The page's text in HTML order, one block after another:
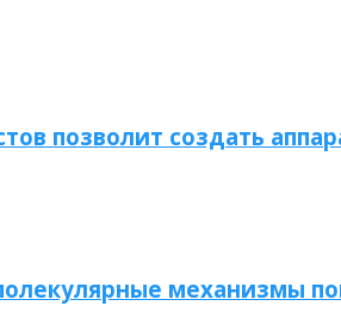
позволит создать
механизмы